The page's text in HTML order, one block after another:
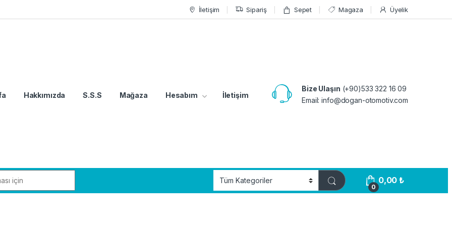
İletişim Sipariş Sepet Magaza Üyelik
Hakkımızda S.S.S Mağaza Hesabım İletişim
Bize Ulaşın (+90)533 322 16 09
Email:info@dogan-otomotiv.com
0
0,00₺